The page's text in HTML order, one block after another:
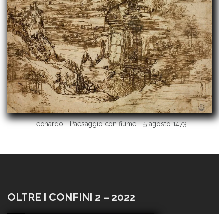
Leonardo - Paesaggio con fiume - 5 agosto 1473
OLTRE I CONFINI 2 – 2022